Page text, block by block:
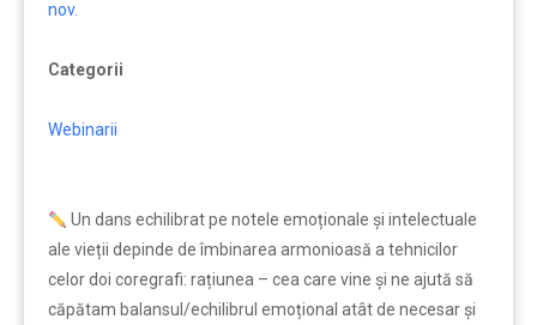
nov.
Categorii
Webinarii
Un dans echilibrat pe notele emoționale și intelectuale
ale vieții depinde de îmbinarea armonioasă a tehnicilor
celor doi coregrafi: rațiunea – cea care vine și ne ajută să
căpătam balansul/echilibrul emoțional atât de necesar și